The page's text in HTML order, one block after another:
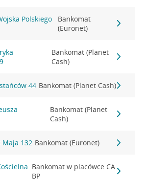
Polskiego
Bankomat
(Euronet)
Bankomat (Planet
Cash)
44 Bankomat (Planet Cash)
Bankomat (Planet
Cash)
Maja 132 Bankomat (Euronet)
Bankomat w placówce CA
BP